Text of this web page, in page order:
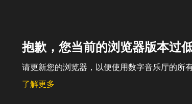
抱歉，您当前的浏览器版本过
请更新您的浏览器，以便使用数字音乐厅的所有
了解更多